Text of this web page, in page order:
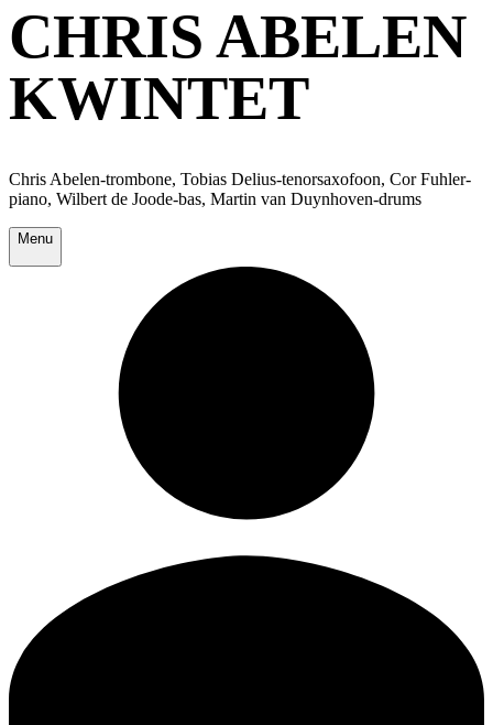
CHRIS ABELEN
KWINTET
Chris Abelen-trombone, Tobias Delius-tenorsaxofoon, Cor Fuhler-
piano, Wilbert de Joode-bas, Martin van Duynhoven-drums
Menu